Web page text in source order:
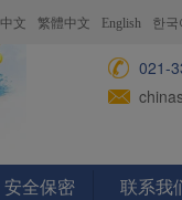
中文 繁體中文 English 한국
021-
安全保密 联系我